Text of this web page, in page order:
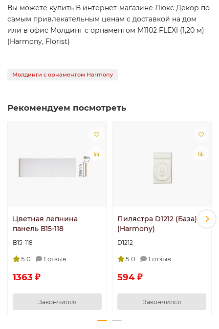
Вы можете купить В интернет-магазине Люкс Декор по
самым привлекательным ценам с доставкой на дом
или в офис Молдинг с орнаментом M1102 FLEXI (1,20 м)
(Harmony, Florist)
Молдинги с орнаментом Harmony
Рекомендуем посмотреть
Цветная лепнина
панель В15-118
B15-118
5.0 1 отзыв
1363 ₽
Закончился
Пилястра D1212 (База)
(Harmony)
D1212
5.0 1 отзыв
594 ₽
Закончился